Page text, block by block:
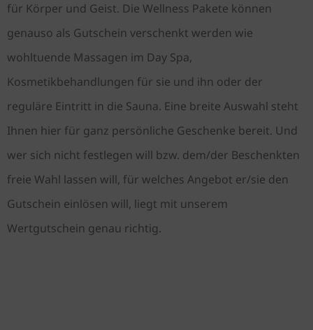
für Körper und Geist. Die Wellness Pakete können
genauso als Gutschein verschenkt werden wie
wohltuende Massagen im Day Spa,
Kosmetikbehandlungen für sie und ihn oder der
reguläre Eintritt in die Sauna. Eine breite Auswahl steht
Ihnen hier für ganz persönliche Geschenke bereit. Und
wer sich nicht festlegen will bzw. dem/der Beschenkten
freie Wahl lassen will, für welches Angebot er/sie den
Gutschein einlösen will, liegt mit unserem
Wertgutschein genau richtig.